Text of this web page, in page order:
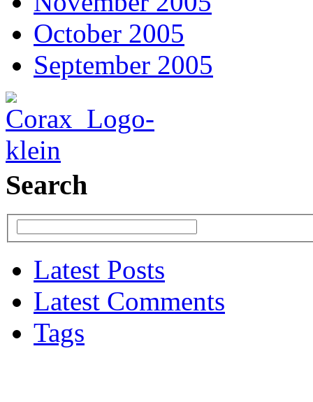
October 2005
September 2005
Search
Latest Posts
Latest Comments
Tags